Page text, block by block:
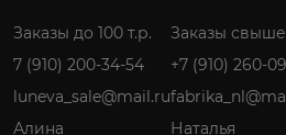
Заказы до 100 т.р.
7 (910) 200-34-54
luneva_sale@mail.ru
Алина
Заказы свыше
+7 (910) 260-
Наталья